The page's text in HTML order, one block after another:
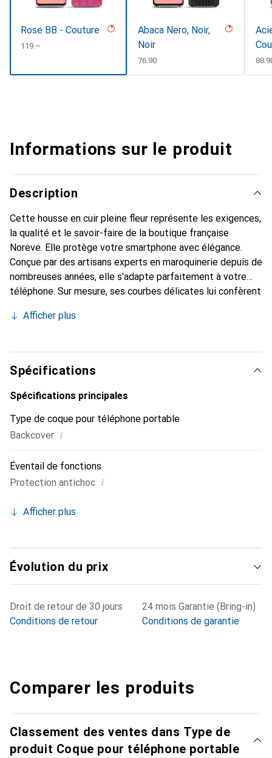
Rose BB - Couture
CHF
119.–
Abaca Nero, Noir,
Noir
CHF
76.90 CHF
Informations sur le produit
Description
Cette housse en cuir pleine fleur représente les exigences,
la qualité et le savoir-faire de la boutique française
Noreve. Elle protège votre smartphone avec élégance.
Conçue par des artisans experts en maroquinerie depuis de
nombreuses années, elle s'adapte parfaitement à votre
téléphone. Sur mesure, ses courbes délicates lui confèrent
et indispensable pour votre smartphone. Reconnaître
marque Noreve est un choix sûr pour une clientèle
exigeante.
Afficher plus
Spécifications
Spécifications principales
Type de coque pour téléphone portable
Backcover i
Éventail de fonctions
Protection antichoc i
Afficher plus
Évolution du prix
Droit de retour de 30 jours
Conditions de retour
24 mois Garantie (Bring-in)
Conditions de garantie
Comparer les produits
Classement des ventes dans Type de
produit Coque pour téléphone portable